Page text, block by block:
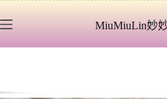
至
容
MiuMiuLin妙